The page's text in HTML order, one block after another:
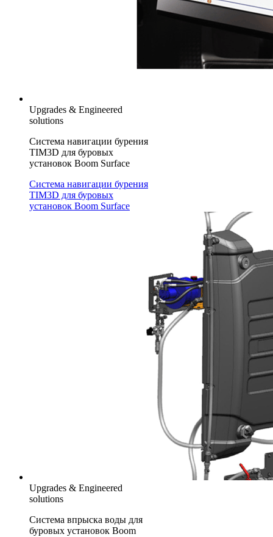
Upgrades & Engineered
solutions
Система навигации бурения
TIM3D для буровых
установок Boom Surface
Система навигации бурения
TIM3D для буровых
установок Boom Surface
Upgrades & Engineered
solutions
Система впрыска воды для
буровых установок Boom